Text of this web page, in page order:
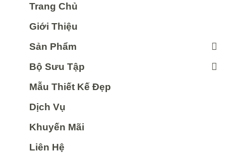
Trang Chủ
Giới Thiệu
Sản Phẩm
Bộ Sưu Tập
Mẫu Thiết Kế Đẹp
Dịch Vụ
Khuyến Mãi
Liên Hệ